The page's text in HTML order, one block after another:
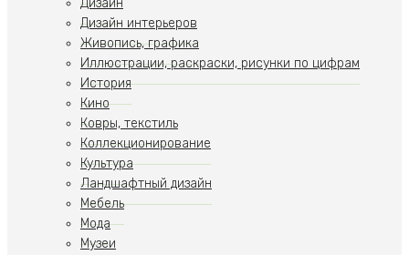
Дизайн
Дизайн интерьеров
Живопись, графика
Иллюстрации, раскраски, рисунки по цифрам
История
Кино
Ковры, текстиль
Коллекционирование
Культура
Ландшафтный дизайн
Мебель
Мода
Музеи